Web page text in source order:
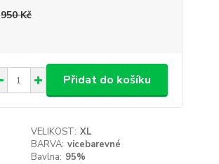
950 Kč
Přidat do košíku
VELIKOST: XL
BARVA: vicebarevné
Bavlna: 95%